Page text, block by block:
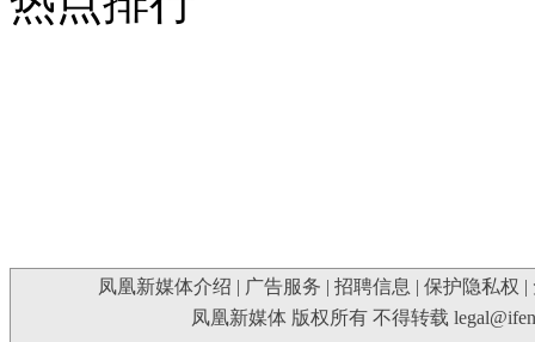
凤凰新媒体介绍 | 广告服务 | 招聘信息 | 保护隐私权 |
凤凰新媒体 版权所有 不得转载